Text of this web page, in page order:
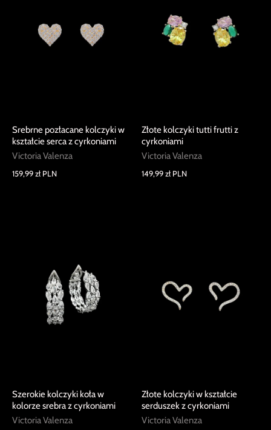
Srebrne pozłacane kolczyki w
kształcie serca z cyrkoniami
Victoria Valenza
159,99 zł PLN
Szerokie kolczyki koła w
kolorze srebra z cyrkoniami
Victoria Valenza
Złote kolczyki tutti frutti z
cyrkoniami
Victoria Valenza
149,99 zł PLN
Złote kolczyki w kształcie
serduszek z cyrkoniami
Victoria Valenza